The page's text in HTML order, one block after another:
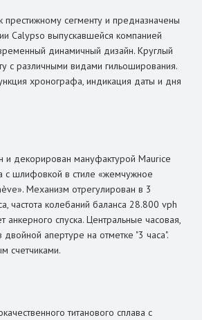
сегменту и предназначены
Calypso выпускавшейся компанией
динамичный дизайн. Круглый
с различными видами гильоширования.
хронографа, индикация даты и дня
и декорирован мануфактурой Maurice
с шлифовкой в стиле «жемчужное
Механизм отрегулирован в 3
частота колебаний баланса 28.800 vph
спуска. Центральные часовая,
апертуре на отметке "3 часа".
счетчиками.
титанового сплава с